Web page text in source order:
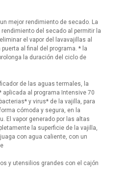
mejor rendimiento de secado. La
del secado al permitir la
el vapor del lavavajillas al
al final del programa. * la
la duración del ciclo de
de las aguas termales, la
al programa Intensive 70
y virus* de la vajilla, para
cómoda y segura, en la
El vapor generado por las altas
la superficie de la vajilla,
con agua caliente, con un
y utensilios grandes con el cajón